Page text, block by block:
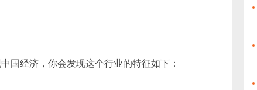
国经济，你会发现这个行业的特征如下：